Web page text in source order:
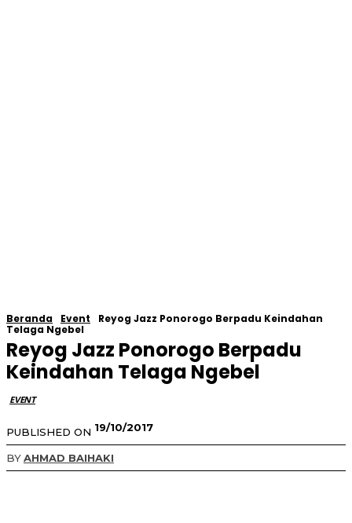
Beranda Event
Reyog Jazz Ponorogo Berpadu Keindahan
Telaga Ngebel
Reyog Jazz Ponorogo Berpadu
Keindahan Telaga Ngebel
EVENT
PUBLISHED ON 19/10/2017
BYAHMAD BAIHAKI